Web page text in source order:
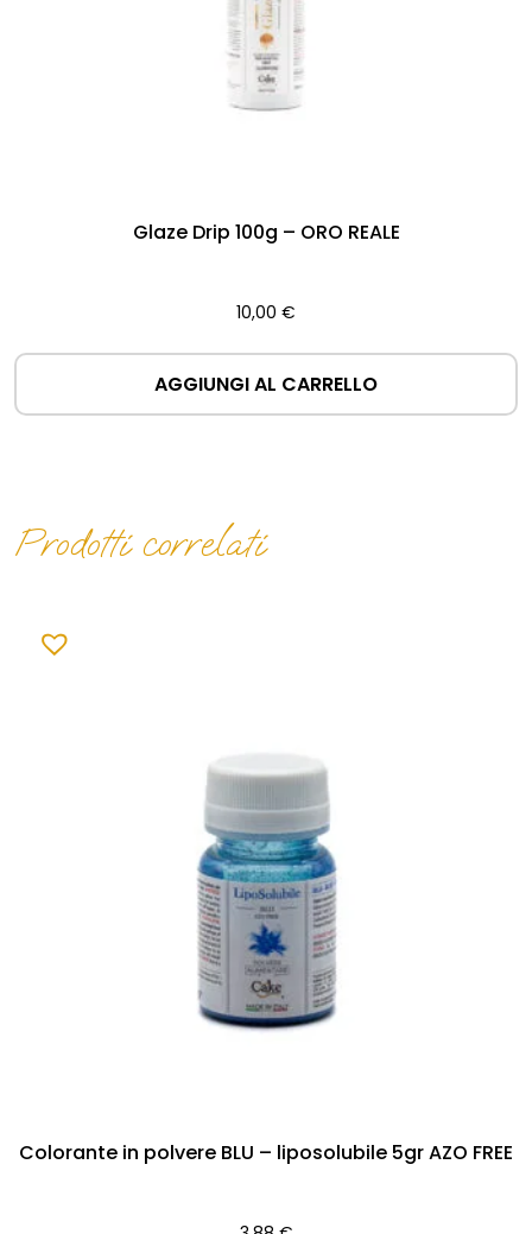
Glaze Drip 100g – ORO REALE
10,00 €
AGGIUNGI AL CARRELLO
Prodotti correlati
Colorante in polvere BLU – liposolubile 5gr AZO FREE